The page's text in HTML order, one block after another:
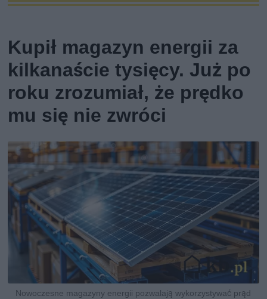
Kupił magazyn energii za
kilkanaście tysięcy. Już po
roku zrozumiał, że prędko
mu się nie zwróci
Nowoczesne magazyny energii pozwalają wykorzystywać prąd